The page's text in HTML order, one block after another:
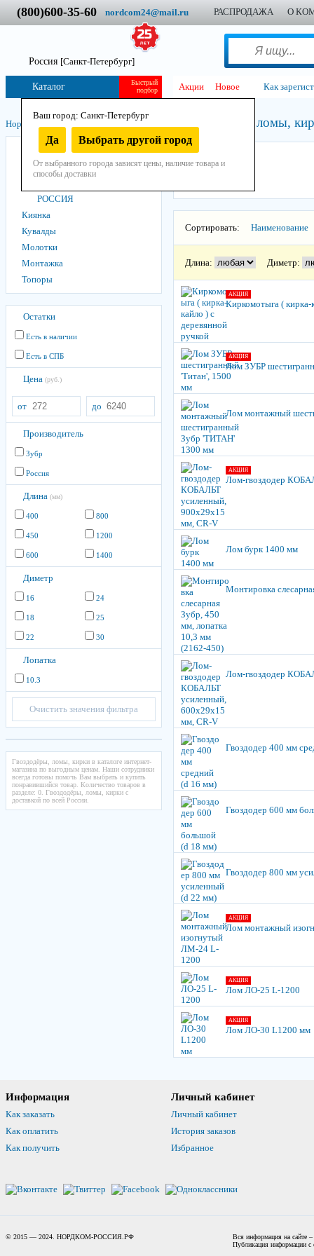
(800)600-35-60 nordcom24@mail.ru РАСПРОДАЖА О
Россия [Санкт-Петербург]
Ваш город: Санкт-Петербург
Да Выбрать другой город
От выбранного города зависят цены, наличие товара и
способы доставки
Быстрый
подбор
Каталог Акции Новое Как
Нордком Инструмент Ручной / Ударный Гвоздодёры, ломы,
Гвоздодёры, ломы, кирки
ЗУБР
РОССИЯ
Киянка
Кувалды
Молотки
Монтажка
Топоры
Остатки
Есть в наличии
Есть в СПБ
Цена (руб.)
от до
Производитель
Зубр
Россия
Длина (мм)
400
450
600
800
1200
1400
Диметр
16
18
22
24
25
30
Лопатка
10.3
Очистить значения фильтра
Гвоздодёры, ломы, кирки в каталоге интернет-
магазина по выгодным ценам. Наши сотрудники
всегда готовы помочь Вам выбрать и купить
понравившийся товар. Количество товаров в
разделе: 0. Гвоздодёры, ломы, кирки с
доставкой по всей России.
Сортировать: Наименование
Длина: Диметр:
АКЦИЯ
Киркомотыга ( кирка-
АКЦИЯ
Лом ЗУБР
Лом монтажный
АКЦИЯ
Лом-гвоздодер
Лом бурк 1400 мм
Монтировка
Лом-гвоздодер
Гвоздодер 400 мм
Гвоздодер 600 мм
Гвоздодер 800 мм
АКЦИЯ
Лом монтажный
АКЦИЯ
Лом ЛО-25 L-1200
АКЦИЯ
Лом ЛО-30 L1200 мм
Информация
Как заказать
Как оплатить
Как получить
Личный кабинет
Личный кабинет
История заказов
Избранное
© 2015 — 2024. НОРДКОМ-РОССИЯ.РФ
Вся информация на сайте –
Публикация информации с